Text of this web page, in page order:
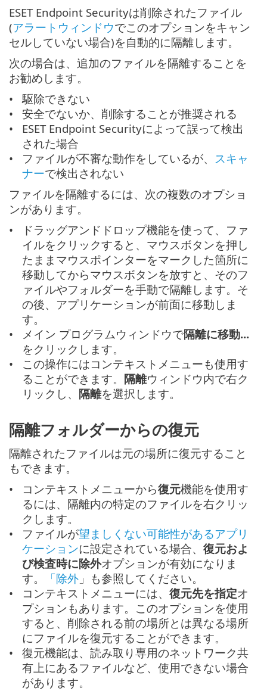
ESET Endpoint Securityは削除されたファイル
(アラートウィンドウでこのオプションをキャン
セルしていない場合)を自動的に隔離します。
次の場合は、追加のファイルを隔離することを
お勧めします。
駆除できない
安全でないか、削除することが推奨される
ESET Endpoint Securityによって誤って検出
された場合
ファイルが不審な動作をしているが、
スキャ
ナーで検出されない
ファイルを隔離するには、次の複数のオプショ
ンがあります。
ドラッグアンドドロップ機能を使って、ファ
イルをクリックすると、マウスボタンを押し
たままマウスポインターをマークした箇所に
移動してからマウスボタンを放すと、そのフ
ァイルやフォルダーを手動で隔離します。そ
の後、アプリケーションが前面に移動しま
す。
メイン プログラムウィンドウで隔離に移動...
をクリックします。
この操作にはコンテキストメニューも使用す
ることができます。 隔離ウィンドウ内で右ク
リックし、 隔離を選択します。
隔離フォルダーからの復元
隔離されたファイルは元の場所に復元すること
もできます。
コンテキストメニューから復元機能を使用す
るには、隔離内の特定のファイルを右クリッ
クします。
ファイルが望ましくない可能性があるアプリ
ケーションに設定されている場合、復元およ
び検査時に除外オプションが有効になりま
す。
「除外 」も参照してください。
コンテキストメニューには、復元先を指定オ
プションもあります。このオプションを使用
すると、削除される前の場所とは異なる場所
にファイルを復元することができます。
復元機能は、読み取り専用のネットワーク共
有上にあるファイルなど、使用できない場合
があります。